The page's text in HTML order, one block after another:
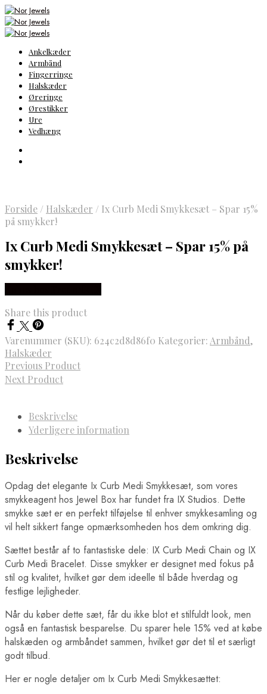
Ankelkæder
Armbånd
Fingerringe
Halskæder
Øreringe
Ørestikker
Ure
Vedhæng
Forside / Halskæder / Ix Curb Medi Smykkesæt – Spar 15%
på smykker!
Ix Curb Medi Smykkesæt – Spar 15% på
smykker!
Share this product
Varenummer (SKU): 624c2d8d86f0 Kategorier:Armbånd,
Halskæder
Previous Product
Next Product
Beskrivelse
Yderligere information
Beskrivelse
Opdag det elegante Ix Curb Medi Smykkesæt, som vores
smykkeagent hos Jewel Box har fundet fra IX Studios. Dette
smykke sæt er en perfekt tilføjelse til enhver smykkesamling og
vil helt sikkert fange opmærksomheden hos dem omkring dig.
Sættet består af to fantastiske dele: IX Curb Medi Chain og IX
Curb Medi Bracelet. Disse smykker er designet med fokus på
stil og kvalitet, hvilket gør dem ideelle til både hverdag og
festlige lejligheder.
Når du køber dette sæt, får du ikke blot et stilfuldt look, men
også en fantastisk besparelse. Du sparer hele 15% ved at købe
halskæden og armbåndet sammen, hvilket gør det til et særligt
godt tilbud.
Her er nogle detaljer om Ix Curb Medi Smykkesættet: